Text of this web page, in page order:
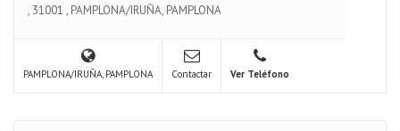
, 31001 , PAMPLONA/IRUÑA, PAMPLONA
PAMPLONA/IRUÑA, PAMPLONA Contactar Ver Teléfono